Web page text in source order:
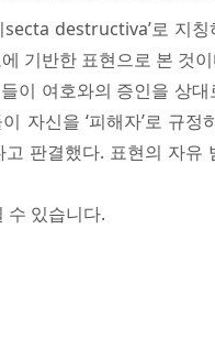
destructiva’로 지
기반한 표현으로 본 것
이 여호와의 증인을 상
자신을 ‘피해자’로 규정
판결했다. 표현의 자유
수 있습니다.